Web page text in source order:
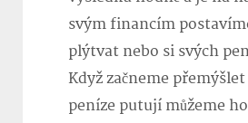
svým financím
plýtvat nebo si svých
Když začneme
peníze putují můžeme